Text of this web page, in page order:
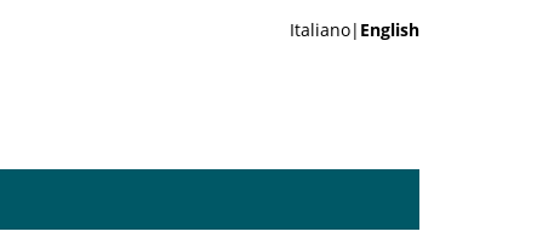
Italiano| English